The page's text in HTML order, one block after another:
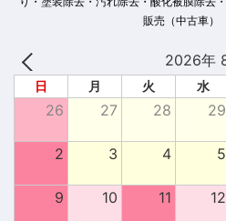
販売（中古車）
2026年
日 月 火 水
26 27 28 29
2 3 4 5
9 10 11 12